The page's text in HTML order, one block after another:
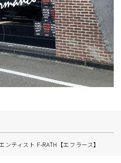
ティスト F-RATH【エフラース】